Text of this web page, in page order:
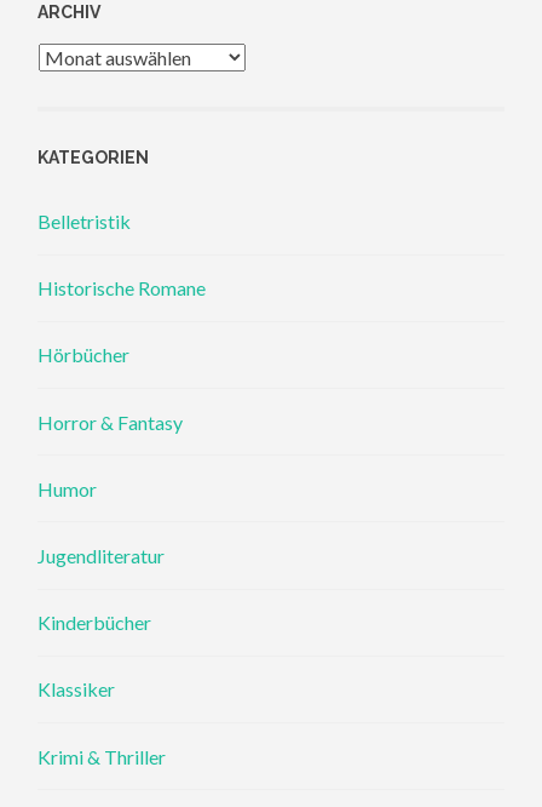
ARCHIV
Archiv
KATEGORIEN
Belletristik
Historische Romane
Hörbücher
Horror & Fantasy
Humor
Jugendliteratur
Kinderbücher
Klassiker
Krimi & Thriller